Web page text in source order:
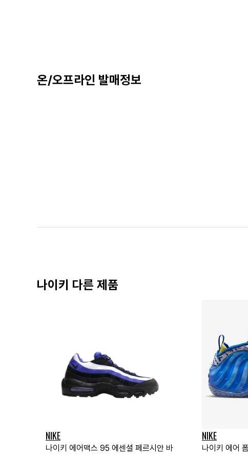
온/오프라인 발매정보
나이키 다른 제품
NIKE
나이키 에어맥스 95 에센셜 페르시안 바
NIKE
나이키 에어